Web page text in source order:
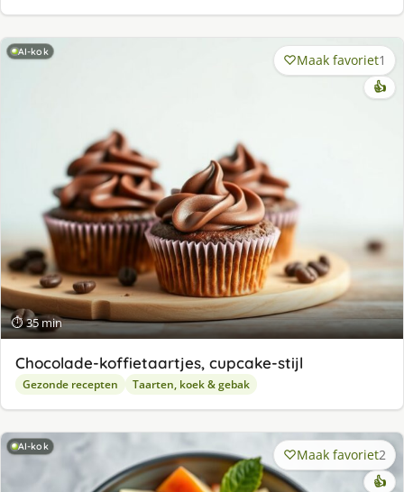
AI-kok
⏱ 35 min
Maak favoriet1
👍
Chocolade-koffietaartjes, cupcake-stijl
Gezonde recepten Taarten, koek & gebak
AI-kok Maak favoriet2
👍